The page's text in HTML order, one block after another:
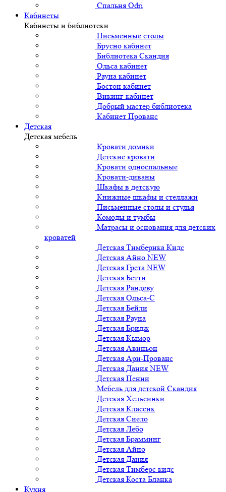
Спальня Odri
Кабинеты
Кабинеты и библиотеки
Письменные столы
Брусно кабинет
Библиотека Скандия
Ольса кабинет
Рауна кабинет
Бостон кабинет
Викинг кабинет
Добрый мастер библиотека
Кабинет Прованс
Детская
Детская мебель
Кровати домики
Детские кровати
Кровати односпальные
Кровати-диваны
Шкафы в детскую
Книжные шкафы и стеллажи
Письменные столы и стулья
Комоды и тумбы
Матрасы и основания для детских
кроватей
Детская Тимберика Кидс
Детская Айно NEW
Детская Грета NEW
Детская Бетти
Детская Рандеву
Детская Ольса-С
Детская Бейли
Детская Рауна
Детская Бридж
Детская Кымор
Детская Авиньон
Детская Ари-Прованс
Детская Дания NEW
Детская Пенни
Мебель для детской Скандия
Детская Хельсинки
Детская Классик
Детская Сиело
Детская Лебо
Детская Брамминг
Детская Айно
Детская Дания
Детская Тимберс кидс
Детская Коста Бланка
Кухня